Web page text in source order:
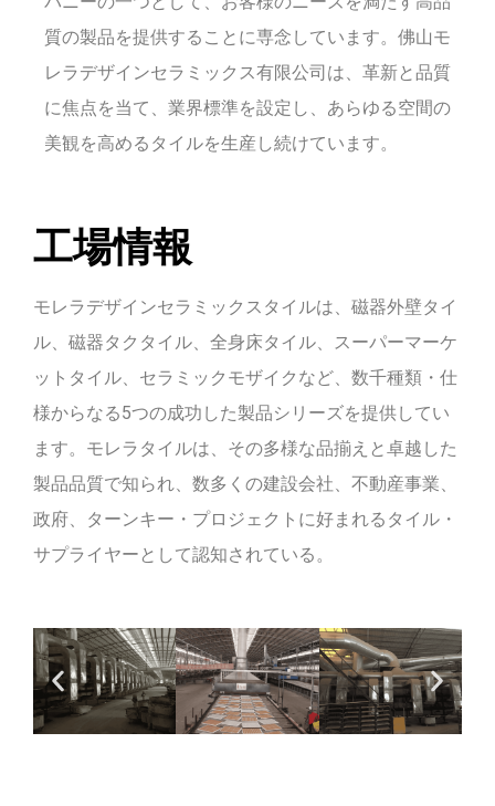
質の製品を提供することに専念しています。佛山モ
レラデザインセラミックス有限公司は、革新と品質
に焦点を当て、業界標準を設定し、あらゆる空間の
美観を高めるタイルを生産し続けています。
工場情報
モレラデザインセラミックスタイルは、磁器外壁タイ
ル、磁器タクタイル、全身床タイル、スーパーマーケ
ットタイル、セラミックモザイクなど、数千種類・仕
様からなる5つの成功した製品シリーズを提供してい
ます。モレラタイルは、その多様な品揃えと卓越した
製品品質で知られ、数多くの建設会社、不動産事業、
政府、ターンキー・プロジェクトに好まれるタイル・
サプライヤーとして認知されている。